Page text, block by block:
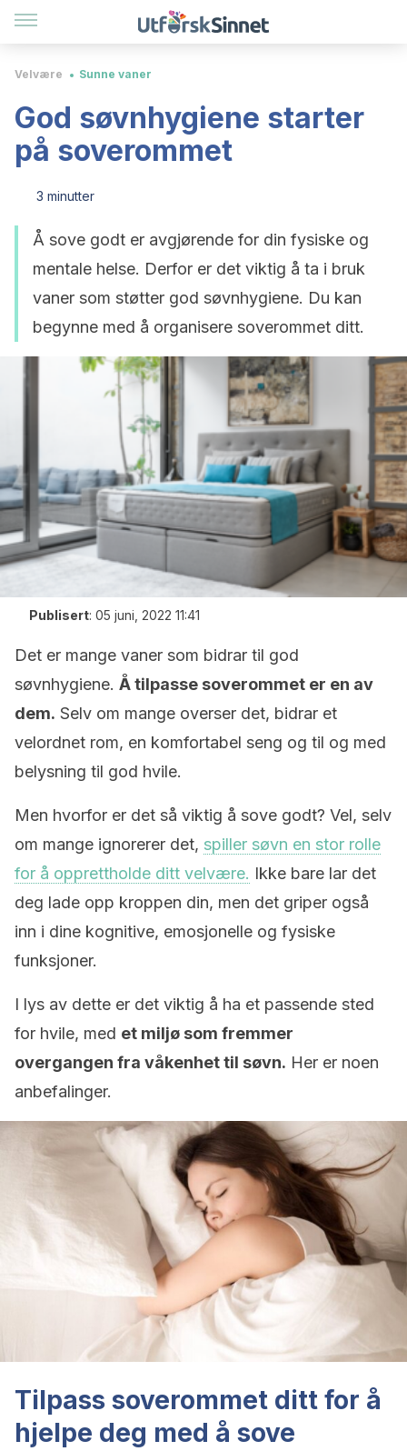
Velvære Sunne vaner
God søvnhygiene starter
på soverommet
3 minutter
Å sove godt er avgjørende for din fysiske og
mentale helse. Derfor er det viktig å ta i bruk
vaner som støtter god søvnhygiene. Du kan
begynne med å organisere soverommet ditt.
Publisert: 05 juni, 2022 11:41
Det er mange vaner som bidrar til god
søvnhygiene. Å tilpasse soverommet er en av
dem. Selv om mange overser det, bidrar et
velordnet rom, en komfortabel seng og til og med
belysning til god hvile.
Men hvorfor er det så viktig å sove godt? Vel, selv
om mange ignorerer det, spiller søvn en stor rolle
for å opprettholde ditt velvære. Ikke bare lar det
deg lade opp kroppen din, men det griper også
inn i dine kognitive, emosjonelle og fysiske
funksjoner.
I lys av dette er det viktig å ha et passende sted
for hvile, med et miljø som fremmer
overgangen fra våkenhet til søvn. Her er noen
anbefalinger.
Tilpass soverommet ditt for å
hjelpe deg med å sove